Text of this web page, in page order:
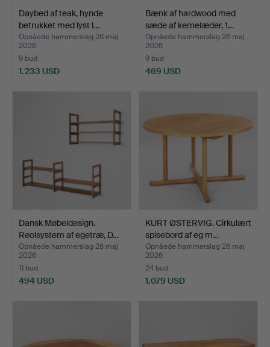
Daybed af teak, hynde
betrukket med lyst l…
Opnåede hammerslag 26 maj
2026
9 bud
1.233 USD
Bænk af hardwood med
sæde af kernelæder, 1…
Opnåede hammerslag 26 maj
2026
9 bud
469 USD
Dansk Møbeldesign.
Reolsystem af egetræ, D…
Opnåede hammerslag 26 maj
2026
11 bud
494 USD
KURT ØSTERVIG. Cirkulært
spisebord af eg m…
Opnåede hammerslag 26 maj
2026
24 bud
1.079 USD